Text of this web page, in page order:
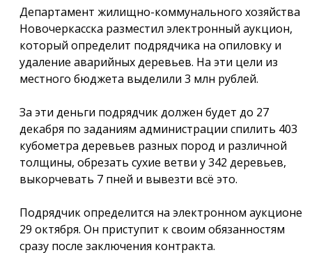
Департамент жилищно-коммунального хозяйства
Новочеркасска разместил электронный аукцион,
который определит подрядчика на опиловку и
удаление аварийных деревьев. На эти цели из
местного бюджета выделили 3 млн рублей.
За эти деньги подрядчик должен будет до 27
декабря по заданиям администрации спилить 403
кубометра деревьев разных пород и различной
толщины, обрезать сухие ветви у 342 деревьев,
выкорчевать 7 пней и вывезти всё это.
Подрядчик определится на электронном аукционе
29 октября. Он приступит к своим обязанностям
сразу после заключения контракта.